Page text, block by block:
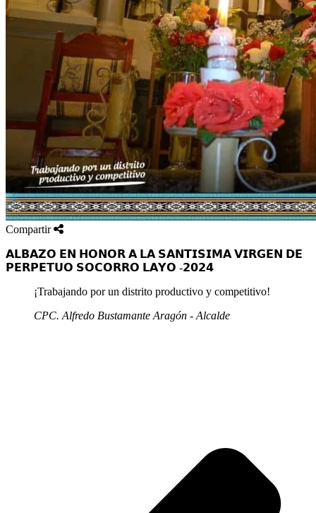
Compartir
𝗔𝗟𝗕𝗔𝗭𝗢 𝗘𝗡 𝗛𝗢𝗡𝗢𝗥 𝗔 𝗟𝗔 𝗦𝗔𝗡𝗧𝗜𝗦𝗜𝗠𝗔 𝗩𝗜𝗥𝗚𝗘𝗡 𝗗𝗘
𝗣𝗘𝗥𝗣𝗘𝗧𝗨𝗢 𝗦𝗢𝗖𝗢𝗥𝗥𝗢 𝗟𝗔𝗬𝗢 -𝟮𝟬𝟮𝟰
¡Trabajando por un distrito productivo y competitivo!
CPC. Alfredo Bustamante Aragón - Alcalde